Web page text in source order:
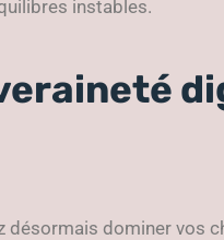
instables.
désormais dominer vos